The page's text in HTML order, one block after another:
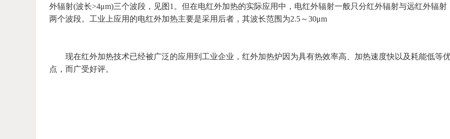
外辐射(波长>4μm)三个波段，见图1。但在电红外加热的实际应用中，电红外辐射一般只分红外辐射与远红外辐射
两个波段。工业上应用的电红外加热主要是采用后者，其波长范围为2.5～30μm
现在红外加热技术已经被广泛的应用到工业企业，红外加热炉因为具有热效率高、加热速度快以及耗能低等
点，而广受好评。